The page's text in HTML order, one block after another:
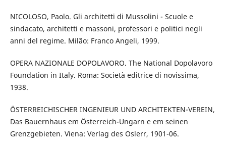
NICOLOSO, Paolo. Gli architetti di Mussolini - Scuole e
sindacato, architetti e massoni, professori e politici negli
anni del regime. Milão: Franco Angeli, 1999.
OPERA NAZIONALE DOPOLAVORO. The National Dopolavoro
Foundation in Italy. Roma: Società editrice di novissima,
1938.
ÖSTERREICHISCHER INGENIEUR UND ARCHITEKTEN-VEREIN,
Das Bauernhaus em Österreich-Ungarn e em seinen
Grenzgebieten. Viena: Verlag des Oslerr, 1901-06.